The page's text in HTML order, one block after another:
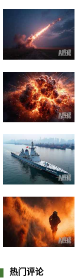
热门评论